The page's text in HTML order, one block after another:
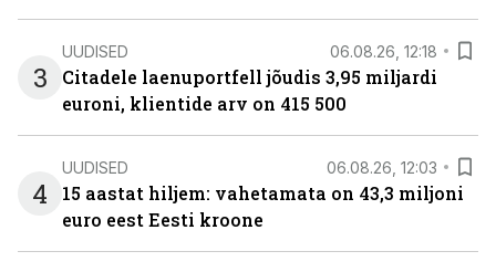
3
UUDISED 06.08.26, 12:18
Citadele laenuportfell jõudis 3,95 miljardi
euroni, klientide arv on 415 500
4
UUDISED 06.08.26, 12:03
15 aastat hiljem: vahetamata on 43,3 miljoni
euro eest Eesti kroone